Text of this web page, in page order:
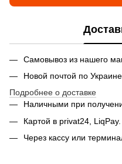
Самовывоз из нашего
Новой почтой по
Подробнее о доставке
Наличными при
Картой в privat24, LiqPay.
Через кассу или